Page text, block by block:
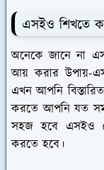
এসইও শিখতে
অনেকে জানে না
আয় করার উপায়-
এখন আপনি
করতে আপনি যত
সহজ হবে এসইও
করতে হবে।